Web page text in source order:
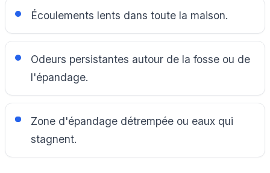
Écoulements lents dans toute la maison.
Odeurs persistantes autour de la fosse ou de
l'épandage.
Zone d'épandage détrempée ou eaux qui
stagnent.